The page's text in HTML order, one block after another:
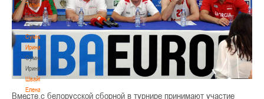
Татьяна
Белошапко
Татьяна
Сумникова
Ирина
Сумникова
Ирина
Швайбович
Елена
Вместе с белорусской сборной в турнире принимают участие